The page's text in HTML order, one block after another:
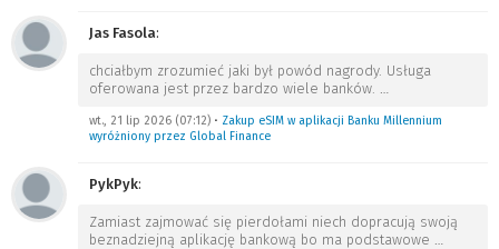
Jas Fasola:
chciałbym zrozumieć jaki był powód nagrody. Usługa
oferowana jest przez bardzo wiele banków. …
wt., 21 lip 2026 (07:12) • Zakup eSIM w aplikacji Banku Millennium
wyróżniony przez Global Finance
PykPyk:
Zamiast zajmować się pierdołami niech dopracują swoją
beznadziejną aplikację bankową bo ma podstawowe …